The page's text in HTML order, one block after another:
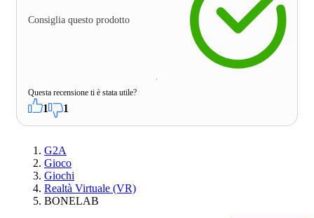
Consiglia questo prodotto
Questa recensione ti è stata utile?
1 1
G2A
Gioco
Giochi
Realtà Virtuale (VR)
BONELAB